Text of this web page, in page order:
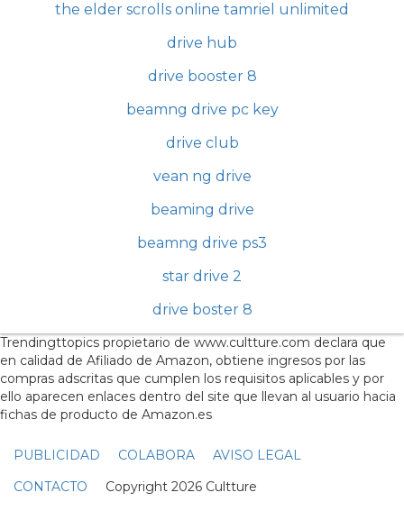
the elder scrolls online tamriel unlimited
drive hub
drive booster 8
beamng drive pc key
drive club
vean ng drive
beaming drive
beamng drive ps3
star drive 2
drive boster 8
Trendingttopics propietario de www.cultture.com declara que
en calidad de Afiliado de Amazon, obtiene ingresos por las
compras adscritas que cumplen los requisitos aplicables y por
ello aparecen enlaces dentro del site que llevan al usuario hacia
fichas de producto de Amazon.es
PUBLICIDAD COLABORA
AVISO LEGAL
CONTACTO Copyright 2026 Cultture